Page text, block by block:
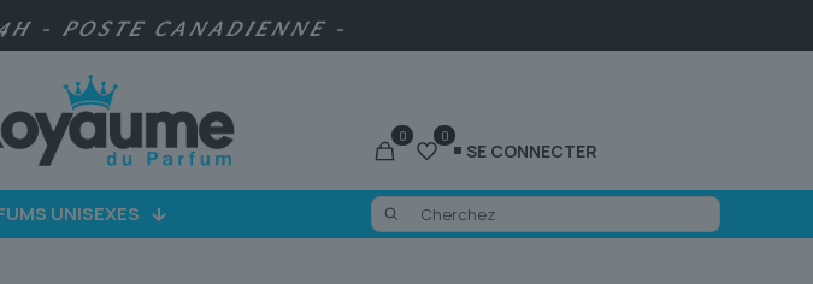
- POSTE CANADIENNE -
0 0
SE CONNECTER
UNISEXES